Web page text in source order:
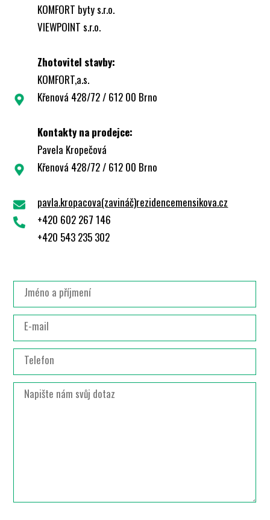
KOMFORT byty s.r.o.
VIEWPOINT s.r.o.
Zhotovitel stavby:
KOMFORT,a.s.
Křenová 428/72 / 612 00 Brno
Kontakty na prodejce:
Pavela Kropečová
Křenová 428/72 / 612 00 Brno
pavla.kropacova(zavináč)rezidencemensikova.cz
+420 602 267 146
+420 543 235 302